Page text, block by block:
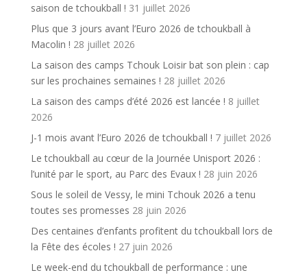
saison de tchoukball ! 31 juillet 2026
Plus que 3 jours avant l’Euro 2026 de tchoukball à
Macolin ! 28 juillet 2026
La saison des camps Tchouk Loisir bat son plein : cap
sur les prochaines semaines ! 28 juillet 2026
La saison des camps d’été 2026 est lancée ! 8 juillet
2026
J-1 mois avant l’Euro 2026 de tchoukball ! 7 juillet 2026
Le tchoukball au cœur de la Journée Unisport 2026 :
l’unité par le sport, au Parc des Evaux ! 28 juin 2026
Sous le soleil de Vessy, le mini Tchouk 2026 a tenu
toutes ses promesses 28 juin 2026
Des centaines d’enfants profitent du tchoukball lors de
la Fête des écoles ! 27 juin 2026
Le week-end du tchoukball de performance : une